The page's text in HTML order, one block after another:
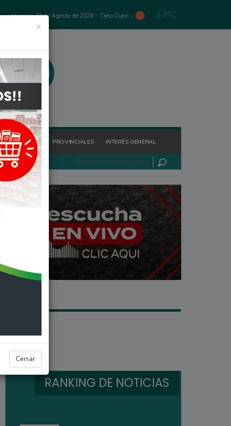
Viernes, 07 de Agosto de 2026 - Cielo Claro 13°C
REGIONALES PROVINCIALES INTERÉS GENERAL
×
Cerrar
RANKING DE NOTICIAS